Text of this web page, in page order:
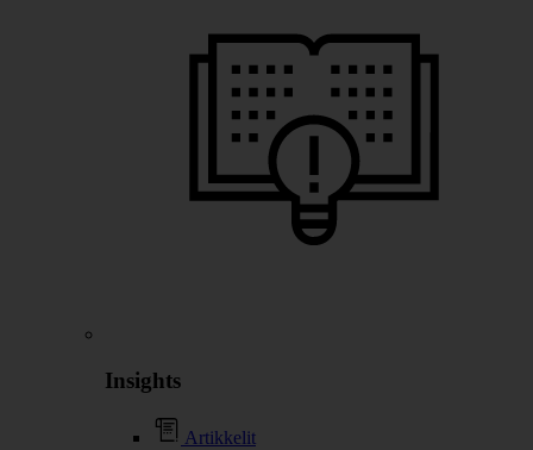
Insights
Artikkelit